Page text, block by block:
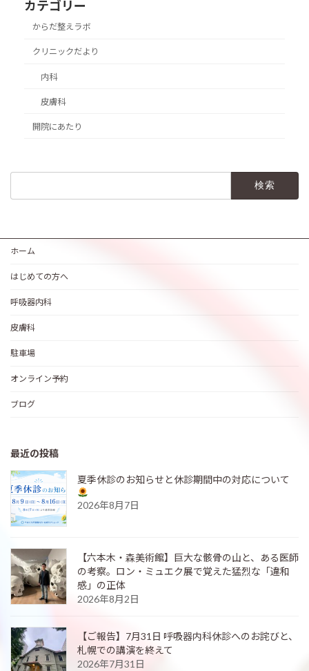
カテゴリー
からだ整えラボ
クリニックだより
内科
皮膚科
開院にあたり
ホーム
はじめての方へ
呼吸器内科
皮膚科
駐車場
オンライン予約
ブログ
最近の投稿
夏季休診のお知らせと休診期間中の対応について
2026年8月7日
【六本木・森美術館】巨大な骸骨の山と、ある医師
の考察。ロン・ミュエク展で覚えた猛烈な「違和
感」の正体
2026年8月2日
【ご報告】7月31日 呼吸器内科休診へのお詫びと、
札幌での講演を終えて
2026年7月31日